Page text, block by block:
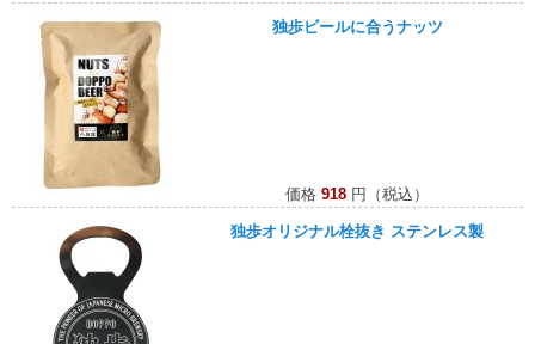
独歩ビールに合うナッツ
価格 918 円（税込）
独歩オリジナル栓抜き ステンレス製